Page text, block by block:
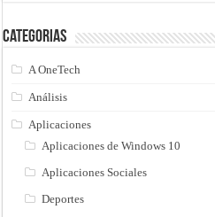
Categorias
A OneTech
Análisis
Aplicaciones
Aplicaciones de Windows 10
Aplicaciones Sociales
Deportes